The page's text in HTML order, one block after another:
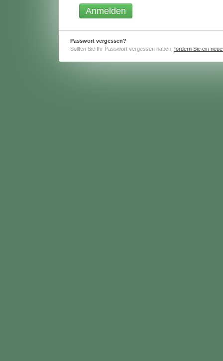
Passwort vergessen?
Sollten Sie Ihr Passwort vergessen haben, fordern Sie ein